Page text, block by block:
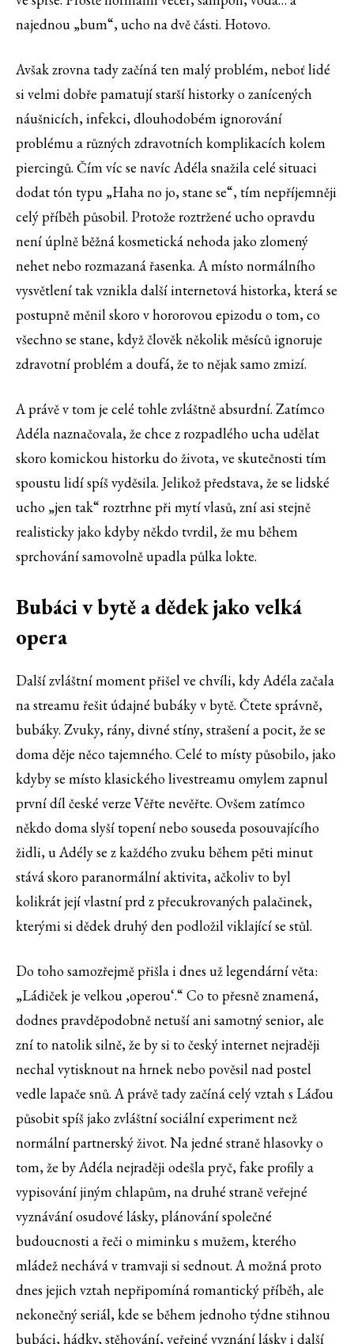
najednou „bum“, ucho na dvě části. Hotovo.
Avšak zrovna tady začíná ten malý problém, neboť lidé
si velmi dobře pamatují starší historky o zanícených
náušnicích, infekci, dlouhodobém ignorování
problému a různých zdravotních komplikacích kolem
piercingů. Čím víc se navíc Adéla snažila celé situaci
dodat tón typu „Haha no jo, stane se“, tím nepříjemněji
celý příběh působil. Protože roztržené ucho opravdu
není úplně běžná kosmetická nehoda jako zlomený
nehet nebo rozmazaná řasenka. A místo normálního
vysvětlení tak vznikla další internetová historka, která se
postupně měnil skoro v hororovou epizodu o tom, co
všechno se stane, když člověk několik měsíců ignoruje
zdravotní problém a doufá, že to nějak samo zmizí.
A právě v tom je celé tohle zvláštně absurdní. Zatímco
Adéla naznačovala, že chce z rozpadlého ucha udělat
skoro komickou historku do života, ve skutečnosti tím
spoustu lidí spíš vyděsila. Jelikož představa, že se lidské
ucho „jen tak“ roztrhne při mytí vlasů, zní asi stejně
realisticky jako kdyby někdo tvrdil, že mu během
sprchování samovolně upadla půlka lokte.
Bubáci v bytě a dědek jako velká
opera
Další zvláštní moment přišel ve chvíli, kdy Adéla začala
na streamu řešit údajné bubáky v bytě. Čtete správně,
bubáky. Zvuky, rány, divné stíny, strašení a pocit, že se
doma děje něco tajemného. Celé to místy působilo, jako
kdyby se místo klasického livestreamu omylem zapnul
první díl české verze Věřte nevěřte. Ovšem zatímco
někdo doma slyší topení nebo souseda posouvajícího
židli, u Adély se z každého zvuku během pěti minut
stává skoro paranormální aktivita, ačkoliv to byl
kolikrát její vlastní prd z přecukrovaných palačinek,
kterými si dědek druhý den podložil viklající se stůl.
Do toho samozřejmě přišla i dnes už legendární věta:
„Ládiček je velkou ‚operou‘.“ Co to přesně znamená,
dodnes pravděpodobně netuší ani samotný senior, ale
zní to natolik silně, že by si to český internet nejraději
nechal vytisknout na hrnek nebo pověsil nad postel
vedle lapače snů. A právě tady začíná celý vztah s Láďou
působit spíš jako zvláštní sociální experiment než
normální partnerský život. Na jedné straně hlasovky o
tom, že by Adéla nejraději odešla pryč, fake profily a
vypisování jiným chlapům, na druhé straně veřejné
vyznávání osudové lásky, plánování společné
budoucnosti a řeči o miminku s mužem, kterého
mládež nechává v tramvaji si sednout. A možná proto
dnes jejich vztah nepřipomíná romantický příběh, ale
nekonečný seriál, kde se během jednoho týdne stihnou
bubáci, hádky, stěhování, veřejné vyznání lásky i další